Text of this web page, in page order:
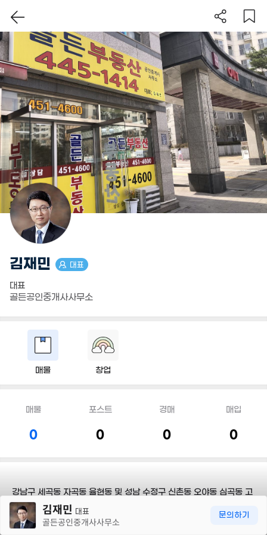
30m
김재민 대표
대표
골든공인중개사사무소
매물 창업
매물
0
포스트
0
경매
0
매입
0
강남구 세곡동 자곡동 율현동 및 성남 수정구 신촌동 오야동 심곡동 고
등동 일대의 토지 주택 상가 창고 매매 전문 중개 합니다.
김재민 대표
골든공인중개사사무소
문의하기
이 지역 보기